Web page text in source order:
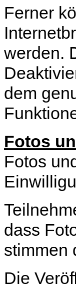
Ferner
werden.
dem
Fotos
Fotos
dass
stimmen
Die